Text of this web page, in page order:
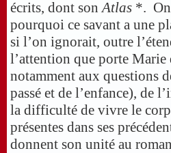
écrits, dont son Atlas *. On
pourquoi ce savant a une
si l’on ignorait, outre
l’attention que porte Marie
notamment aux questions
passé et de l’enfance), de
la difficulté de vivre le
présentes dans ses
donnent son unité au